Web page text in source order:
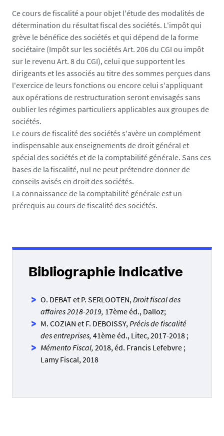
Ce cours de fiscalité a pour objet l'étude des modalités de
détermination du résultat fiscal des sociétés. L'impôt qui
grève le bénéfice des sociétés et qui dépend de la forme
sociétaire (Impôt sur les sociétés Art. 206 du CGI ou impôt
sur le revenu Art. 8 du CGI), celui que supportent les
dirigeants et les associés au titre des sommes perçues dans
l'exercice de leurs fonctions ou encore celui s'appliquant
aux opérations de restructuration seront envisagés sans
oublier les régimes particuliers applicables aux groupes de
sociétés.
Le cours de fiscalité des sociétés s'avère un complément
indispensable aux enseignements de droit général et
spécial des sociétés et de la comptabilité générale. Sans ces
bases de la fiscalité, nul ne peut prétendre donner de
conseils avisés en droit des sociétés.
La connaissance de la comptabilité générale est un
prérequis au cours de fiscalité des sociétés.
Bibliographie indicative
O. DEBAT et P. SERLOOTEN,Droit fiscal des
affaires 2018-2019, 17ème éd., Dalloz;
M. COZIAN et F. DEBOISSY,Précis de fiscalité
des entreprises, 41ème éd., Litec, 2017-2018 ;
Mémento Fiscal, 2018, éd. Francis Lefebvre ;
Lamy Fiscal, 2018